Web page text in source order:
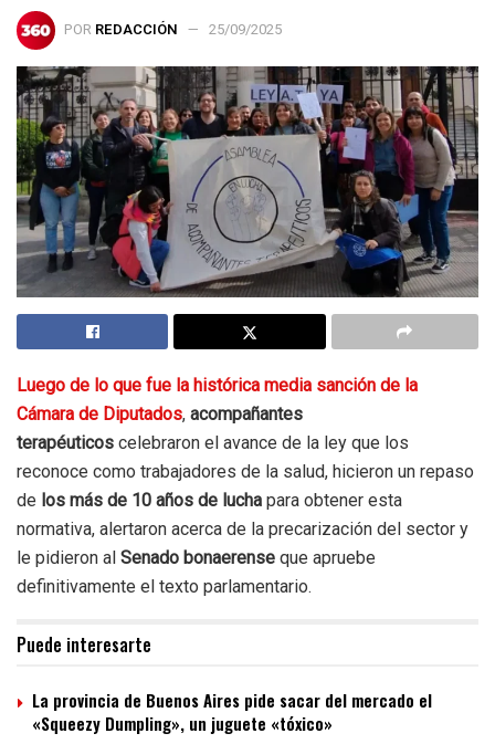
POR REDACCIÓN 25/09/2025
Luego de lo que fue la histórica media sanción de la
Cámara de Diputados, acompañantes
terapéuticos celebraron el avance de la ley que los
reconoce como trabajadores de la salud, hicieron un repaso
de los más de 10 años de lucha para obtener esta
normativa, alertaron acerca de la precarización del sector y
le pidieron al Senado bonaerense que apruebe
definitivamente el texto parlamentario.
Puede interesarte
La provincia de Buenos Aires pide sacar del mercado el
«Squeezy Dumpling», un juguete «tóxico»